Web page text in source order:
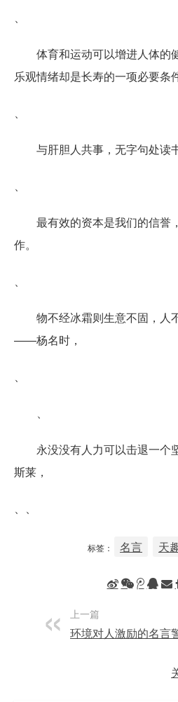
体育和运动可以增进人体的
乐观情绪却是长寿的一项必要
与肝胆人共事，无字句处
最有效的资本是我们的信誉
作。
物不经冰霜则生意不固，人
——杨名时，
永没没有人力可以击退一
斯莱，
标签： 名言 天
上一篇
环境对人激励的名言